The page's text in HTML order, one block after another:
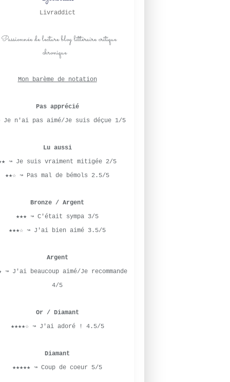
ROMANCE
SECRET
CAROLINE LINDEN
SCANDALES
ROMANCE
ROMANCE HISTORIQUE
HARPERCOLLINS
LES INTRIGANTES
Livraddict
Mon barème de notation
Pas apprécié
Je n'ai pas aimé/Je suis déçue 1/5
Lu aussi
↝ Je suis vraiment mitigée 2/5
★★☆ ↝ Pas mal de bémols 2.5/5
Bronze / Argent
★★★ ↝ C'était sympa 3/5
★★★☆ ↝ J'ai bien aimé 3.5/5
Argent
↝ J'ai beaucoup aimé/Je recommande
4/5
Or / Diamant
★★★★☆ ↝ J'ai adoré ! 4.5/5
Diamant
★★★★★ ↝ Coup de coeur 5/5